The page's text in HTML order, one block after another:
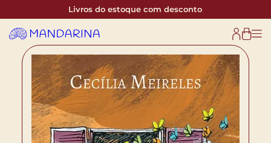
Livros do estoque com desconto